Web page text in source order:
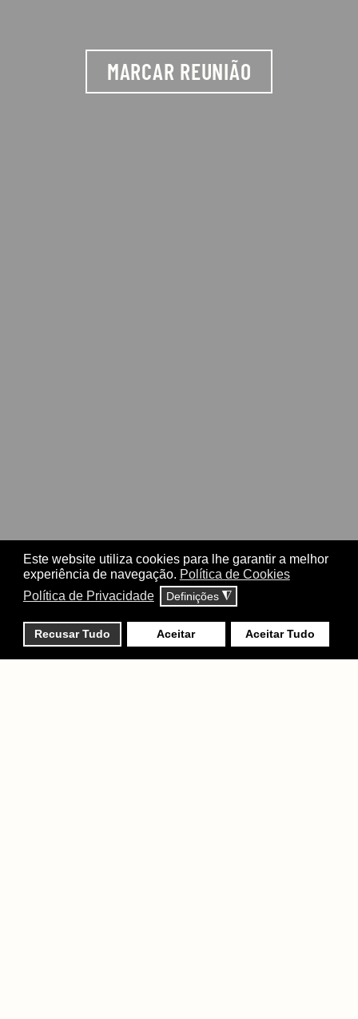
Este website utiliza cookies para lhe garantir a melhor
experiência de navegação. Política de Cookies
Política de Privacidade
Definições ◮
Recusar Tudo Aceitar Aceitar Tudo
MARCAR REUNIÃO